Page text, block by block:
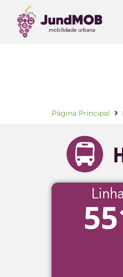
Página Principal